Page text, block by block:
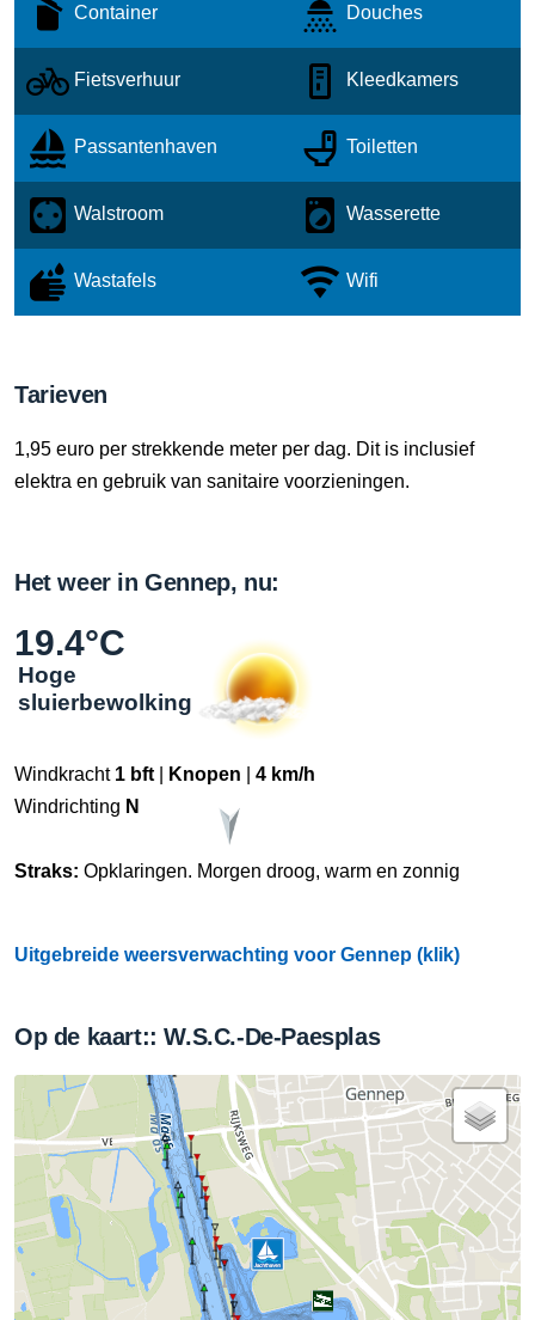
Container Douches
Fietsverhuur Kleedkamers
Passantenhaven Toiletten
Walstroom Wasserette
Wastafels Wifi
Tarieven
1,95 euro per strekkende meter per dag. Dit is inclusief
elektra en gebruik van sanitaire voorzieningen.
Het weer in Gennep, nu:
19.4°C
Hoge
sluierbewolking
Windkracht 1 bft Knopen
4 km/h
Windrichting N
Straks: Opklaringen. Morgen droog, warm en zonnig
Uitgebreide weersverwachting voor Gennep (klik)
Op de kaart:: W.S.C.-De-Paesplas